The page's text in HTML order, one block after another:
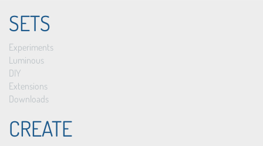
SETS
Experiments
Luminous
DIY
Extensions
Downloads
CREATE